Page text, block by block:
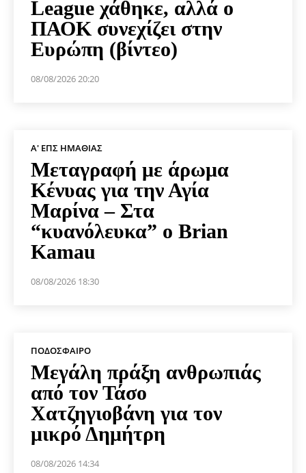
League χάθηκε, αλλά ο
ΠΑΟΚ συνεχίζει στην
Ευρώπη (βίντεο)
08/08/2026 20:20
Α' ΕΠΣ ΗΜΑΘΊΑΣ
Μεταγραφή με άρωμα
Κένυας για την Αγία
Μαρίνα – Στα
“κυανόλευκα” ο Brian
Kamau
08/08/2026 18:30
ΠΟΔΌΣΦΑΙΡΟ
Μεγάλη πράξη ανθρωπιάς
από τον Τάσο
Χατζηγιοβάνη για τον
μικρό Δημήτρη
08/08/2026 14:34